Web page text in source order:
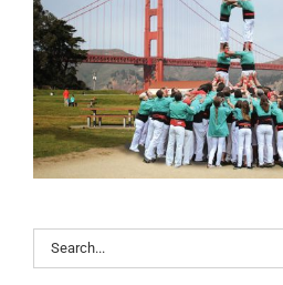
Search
for: